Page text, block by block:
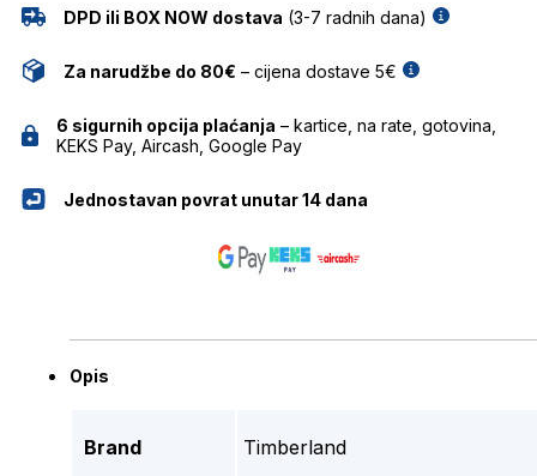
DPD ili BOX NOW dostava (3-7 radnih dana)
Za narudžbe do 80€ – cijena dostave 5€
6 sigurnih opcija plaćanja – kartice, na rate, gotovina,
KEKS Pay, Aircash, Google Pay
Jednostavan povrat unutar 14 dana
Opis
Brand Timberland